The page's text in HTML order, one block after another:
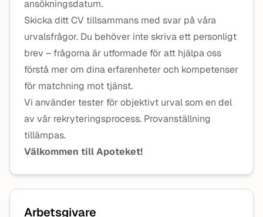
ansökningsdatum.
Skicka ditt CV tillsammans med svar på våra
urvalsfrågor. Du behöver inte skriva ett personligt
brev – frågorna är utformade för att hjälpa oss
förstå mer om dina erfarenheter och kompetenser
för matchning mot tjänst.
Vi använder tester för objektivt urval som en del
av vår rekryteringsprocess. Provanställning
tillämpas.
Välkommen till Apoteket!
Arbetsgivare